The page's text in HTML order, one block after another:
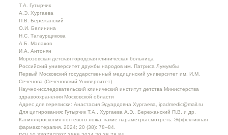
Т.А. Гутырчик
А.Э. Хургаева
П.В. Бережанский
О.И. Белинина
Н.С. Татаурщикова
А.Б. Малахов
И.А. Антонян
Морозовская детская городская клиническая больница
Российский университет дружбы народов им. Патриса Лумумбы
Первый Московский государственный медицинский университет им. И.М.
Сеченова (Сеченовский Университет)
Научно-исследовательский клинический институт детства Министерства
здравоохранения Московской области
Адрес для переписки: Анастасия Эдуардовна Хургаева, ipadmedic@mail.ru
Для цитирования: Гутырчик Т.А., Хургаева А.Э., Бережанский П.В. и др.
Капилляроскопия ногтевого ложа: какие параметры смотреть. Эффективная
фармакотерапия. 2024; 20 (38): 78–84.